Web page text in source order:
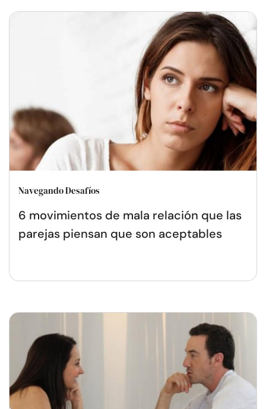
Navegando Desafíos
6 movimientos de mala relación que las
parejas piensan que son aceptables